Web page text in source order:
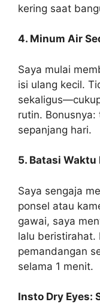
kering saat
4. Minum Air
Saya mulai
isi ulang kecil.
rutin.
sepanjang hari.
5. Batasi
Saya sengaja
ponsel atau
gawai, saya
lalu beristirahat.
pemandangan
selama 1 menit.
Insto Dry Eyes: